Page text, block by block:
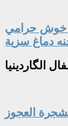
خوش حرامي
الگاردينيا
العجوز